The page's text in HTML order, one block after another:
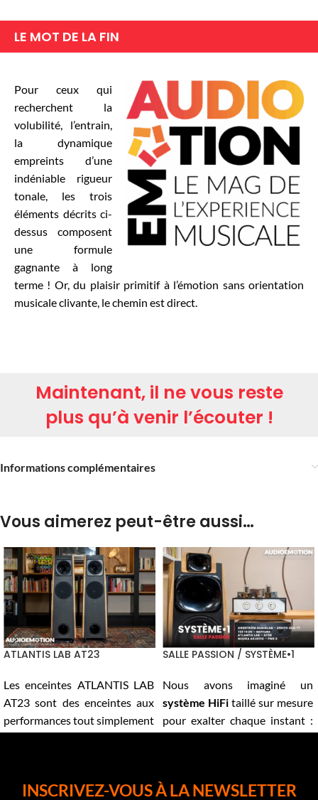
LE MOT DE LA FIN
Pour ceux qui
recherchent la
volubilité, l’entrain,
la dynamique
empreints d’une
indéniable rigueur
tonale, les trois
éléments décrits ci-
dessus composent
une formule
gagnante à long
terme ! Or, du plaisir primitif à l’émotion sans orientation
musicale clivante, le chemin est direct.
Maintenant, il ne vous reste
plus qu’à venir l’écouter !
Informations complémentaires
Vous aimerez peut-être aussi…
ATLANTIS LAB AT23
Les enceintes ATLANTIS LAB
AT23 sont des enceintes aux
performances tout simplement
fonctionner avec
SALLE PASSION / SYSTÈME•1
Nous avons imaginé un
système HiFi taillé sur mesure
pour exalter chaque instant :
Lab AT38, lesaccessoires
INSCRIVEZ-VOUS À LA NEWSLETTER